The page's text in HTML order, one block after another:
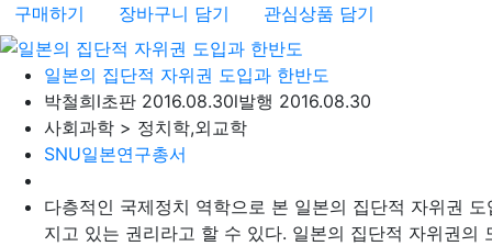
구매하기 장바구니 담기 관심상품 담기
일본의 집단적 자위권 도입과 한반도
박철희l초판 2016.08.30l발행 2016.08.30
사회과학 > 정치학,외교학
SNU일본연구총서
다층적인 국제정치 역학으로 본 일본의 집단적 자위권
지고 있는 권리라고 할 수 있다. 일본의 집단적 자위권의